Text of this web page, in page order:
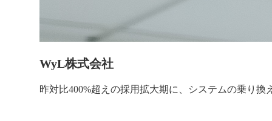
WyL株式会社
昨対比400%超えの採用拡大期に、システムの乗り